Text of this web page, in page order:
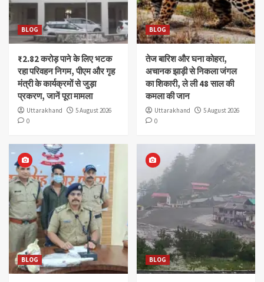
BLOG
₹2.82 करोड़ पाने के लिए भटक
रहा परिवहन निगम, पीएम और गृह
मंत्री के कार्यक्रमों से जुड़ा
प्रकरण, जानें पूरा मामला
Uttarakhand
5 August 2026
0
BLOG
तेज बारिश और घना कोहरा,
अचानक झाड़ी से निकला जंगल
का शिकारी, ले ली 48 साल की
कमला की जान
Uttarakhand
5 August 2026
0
BLOG BLOG